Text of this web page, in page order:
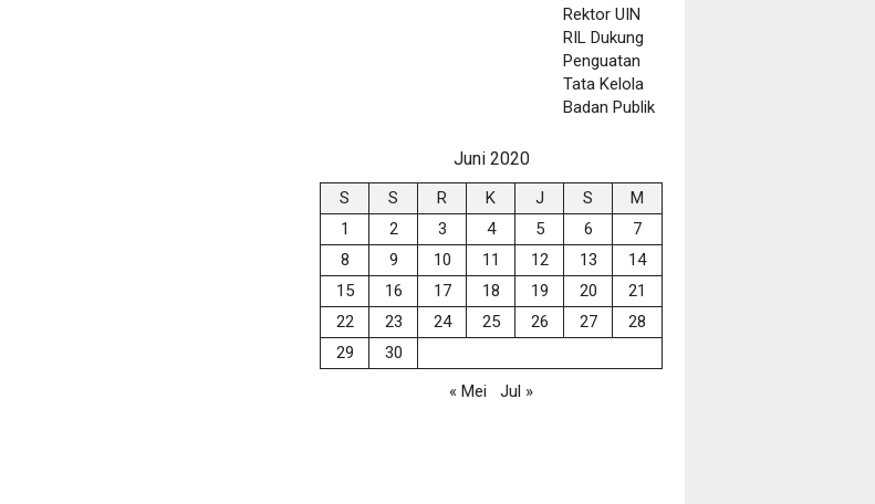
Juni 2020
S S R K J S
M
1
2 3 4 5 6
7
8
9 10 11 12 13
14
15
16 17 18 19 20
21
22
23 24 25 26 27
28
29
30
« Mei
Jul »